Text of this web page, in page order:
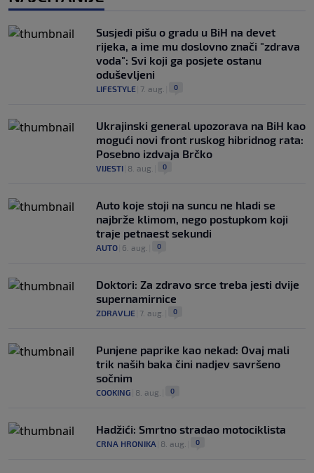
Susjedi pišu o gradu u BiH na devet
rijeka, a ime mu doslovno znači "zdrava
voda": Svi koji ga posjete ostanu
oduševljeni
LIFESTYLE 7. aug. 0
Ukrajinski general upozorava na BiH kao
mogući novi front ruskog hibridnog rata:
Posebno izdvaja Brčko
VIJESTI 8. aug. 0
Auto koje stoji na suncu ne hladi se
najbrže klimom, nego postupkom koji
traje petnaest sekundi
AUTO 6. aug. 0
Doktori: Za zdravo srce treba jesti dvije
supernamirnice
ZDRAVLJE 7. aug. 0
Punjene paprike kao nekad: Ovaj mali
trik naših baka čini nadjev savršeno
sočnim
COOKING 8. aug. 0
Hadžići: Smrtno stradao motociklista
CRNA HRONIKA 8. aug. 0